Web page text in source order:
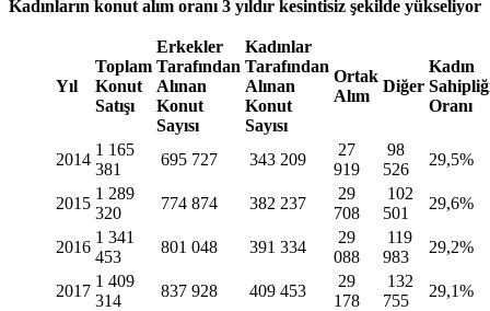
Kadınların konut alım oranı 3 yıldır kesintisiz şekilde yükseliyor
Yıl
Toplam
Konut
Satışı
Erkekler
Tarafından
Alınan
Konut
Sayısı
Kadınlar
Tarafından
Alınan
Konut
Sayısı
Ortak
Alım
Diğer
Kadın
Oranı
2014
1 165
381
695 727 343 209
27
919
98
526
29,5%
2015
1 289
320
774 874 382 237
29
708
102
501
29,6%
2016
1 341
453
801 048 391 334
29
088
119
983
29,2%
2017
1 409
314
837 928 409 453
29
178
132
755
29,1%